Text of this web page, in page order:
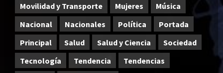
Movilidad y Transporte
Mujeres
Música
Nacional
Nacionales Política
Portada
Principal
Salud Salud y Ciencia
Sociedad
Tecnología
Tendencia
Tendencias